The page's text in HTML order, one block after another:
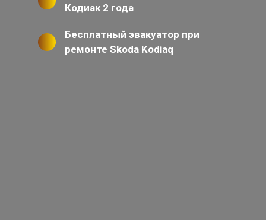
Кодиак 2 года
Бесплатный эвакуатор при
ремонте Skoda Kodiaq